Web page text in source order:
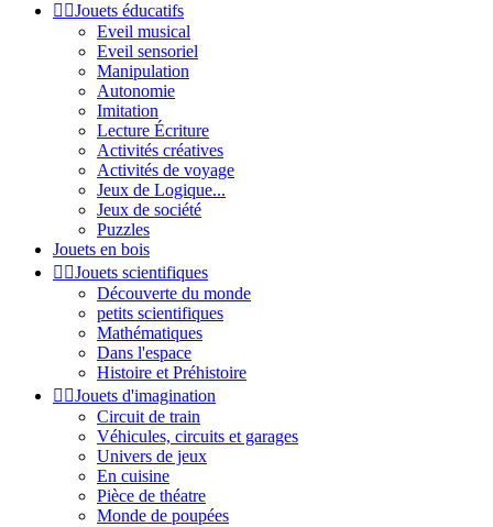
 Jouets éducatifs
Eveil musical
Eveil sensoriel
Manipulation
Autonomie
Imitation
Lecture Écriture
Activités créatives
Activités de voyage
Jeux de Logique...
Jeux de société
Puzzles
Jouets en bois
 Jouets scientifiques
Découverte du monde
petits scientifiques
Mathématiques
Dans l'espace
Histoire et Préhistoire
 Jouets d'imagination
Circuit de train
Véhicules, circuits et garages
Univers de jeux
En cuisine
Pièce de théatre
Monde de poupées